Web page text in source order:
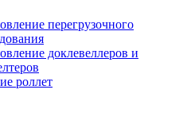
перегрузочного
доклевеллеров и
роллет